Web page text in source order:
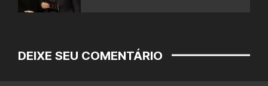
DEIXE SEU COMENTÁRIO